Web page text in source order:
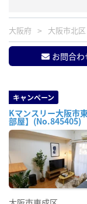
大阪府 大阪市北区
お問合わ
キャンペーン
Kマンスリー大阪市
部屋】(No.845405)